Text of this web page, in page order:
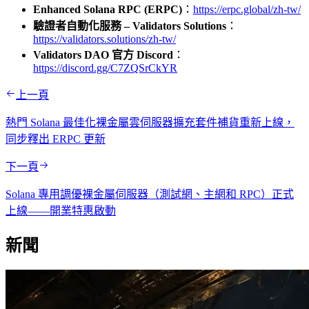
Enhanced Solana RPC (ERPC) ： https://erpc.global/zh-tw/
驗證者自動化服務 – Validators Solutions ：
https://validators.solutions/zh-tw/
Validators DAO 官方 Discord ：
https://discord.gg/C7ZQSrCkYR
上一頁
熱門 Solana 最佳化裸金屬雲伺服器擴充套件補貨重新上線，
同步釋出 ERPC 更新
下一頁
Solana 專用調優裸金屬伺服器（測試網、主網和 RPC）正式
上線——開業特惠啟動
新聞